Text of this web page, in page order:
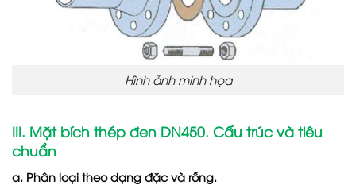
Hình ảnh minh họa
III. Mặt bích thép đen DN450. Cấu trúc và tiêu
chuẩn
a. Phân loại theo dạng đặc và rỗng.